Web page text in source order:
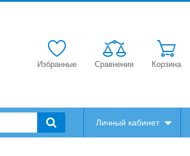
Избранные Сравнения Корзина
Личный кабинет